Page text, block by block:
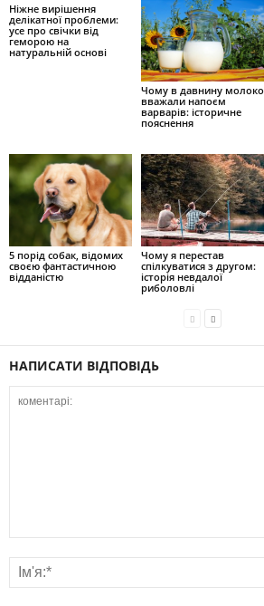
Ніжне вирішення
делікатної проблеми:
усе про свічки від
геморою на
натуральній основі
Чому в давнину молоко
вважали напоєм
варварів: історичне
пояснення
5 порід собак, відомих
своєю фантастичною
відданістю
Чому я перестав
спілкуватися з другом:
історія невдалої
риболовлі
НАПИСАТИ ВІДПОВІДЬ